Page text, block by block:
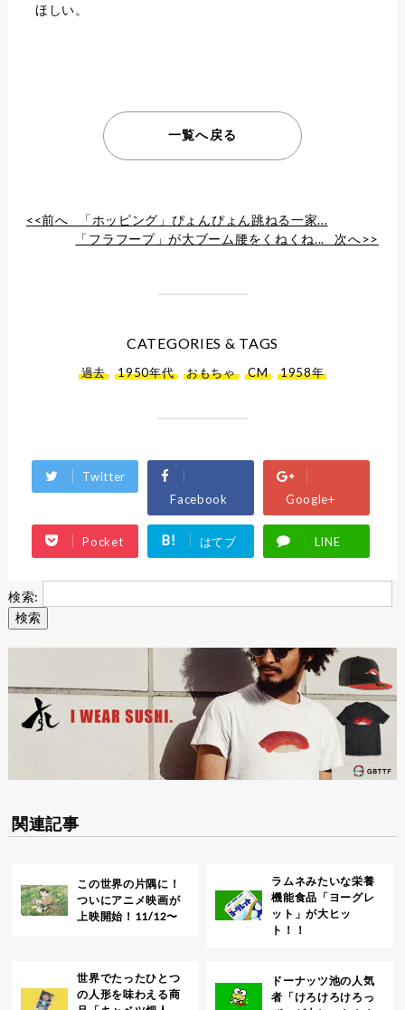
ほしい。
一覧へ戻る
<<前へ
「ホッピング」ぴょんぴょん跳ねる一家...
「フラフープ」が大ブーム腰をくねくね... 次へ>>
CATEGORIES & TAGS
過去,1950年代, おもちゃ,CM, 1958年
Twitter
Facebook
Google+
Pocket B! はてブ LINE
検索:
関連記事
この世界の片隅に！
ついにアニメ映画が
上映開始！11/12〜
ラムネみたいな栄養
機能食品「ヨーグレ
ット」が大ヒッ
ト！！
世界でたったひとつ
の人形を味わえる商
ドーナッツ池の人気
者「けろけろけろっ